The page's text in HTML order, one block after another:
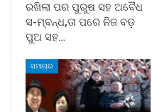
ରଖିଲା ପର ପୁରୁଷ ସହ ଅବୈଧ
ସ-ମ୍ବନ୍ଧ,ତା ପରେ ନିଜ ବଡ଼
ପୁଅ ସହ…
ସମାଚାର